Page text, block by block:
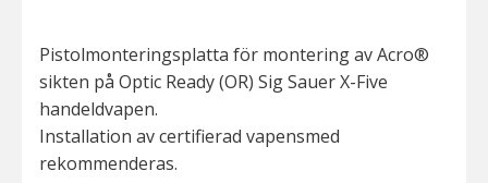
Pistolmonteringsplatta för montering av Acro®
sikten på Optic Ready (OR) Sig Sauer X-Five
handeldvapen.
Installation av certifierad vapensmed
rekommenderas.